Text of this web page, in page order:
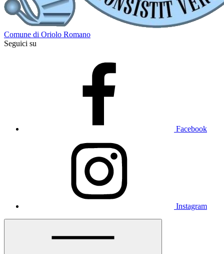
Comune di Oriolo Romano
Seguici su
Facebook
Instagram